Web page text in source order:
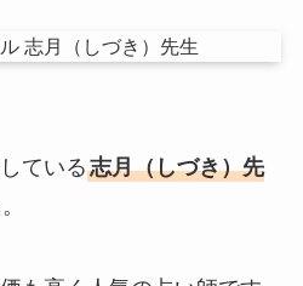
ている志月（しづき）先